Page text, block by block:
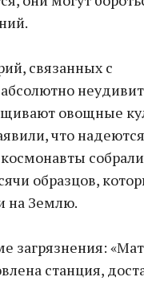
связанных с
овощные
что
образцов,
на Землю.
загрязнения:
станция,